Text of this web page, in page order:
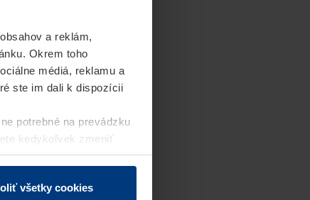
a reklám,
Okrem toho
médiá, reklamu a
ste im dali k dispozícii
potrebné na prevádzku
kedykoľvek zmeniť
stránky.
všetky cookies